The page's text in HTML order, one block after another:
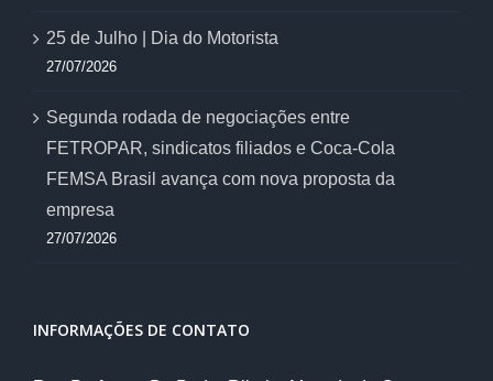
25 de Julho | Dia do Motorista
27/07/2026
Segunda rodada de negociações entre
FETROPAR, sindicatos filiados e Coca-Cola
FEMSA Brasil avança com nova proposta da
empresa
27/07/2026
INFORMAÇÕES DE CONTATO